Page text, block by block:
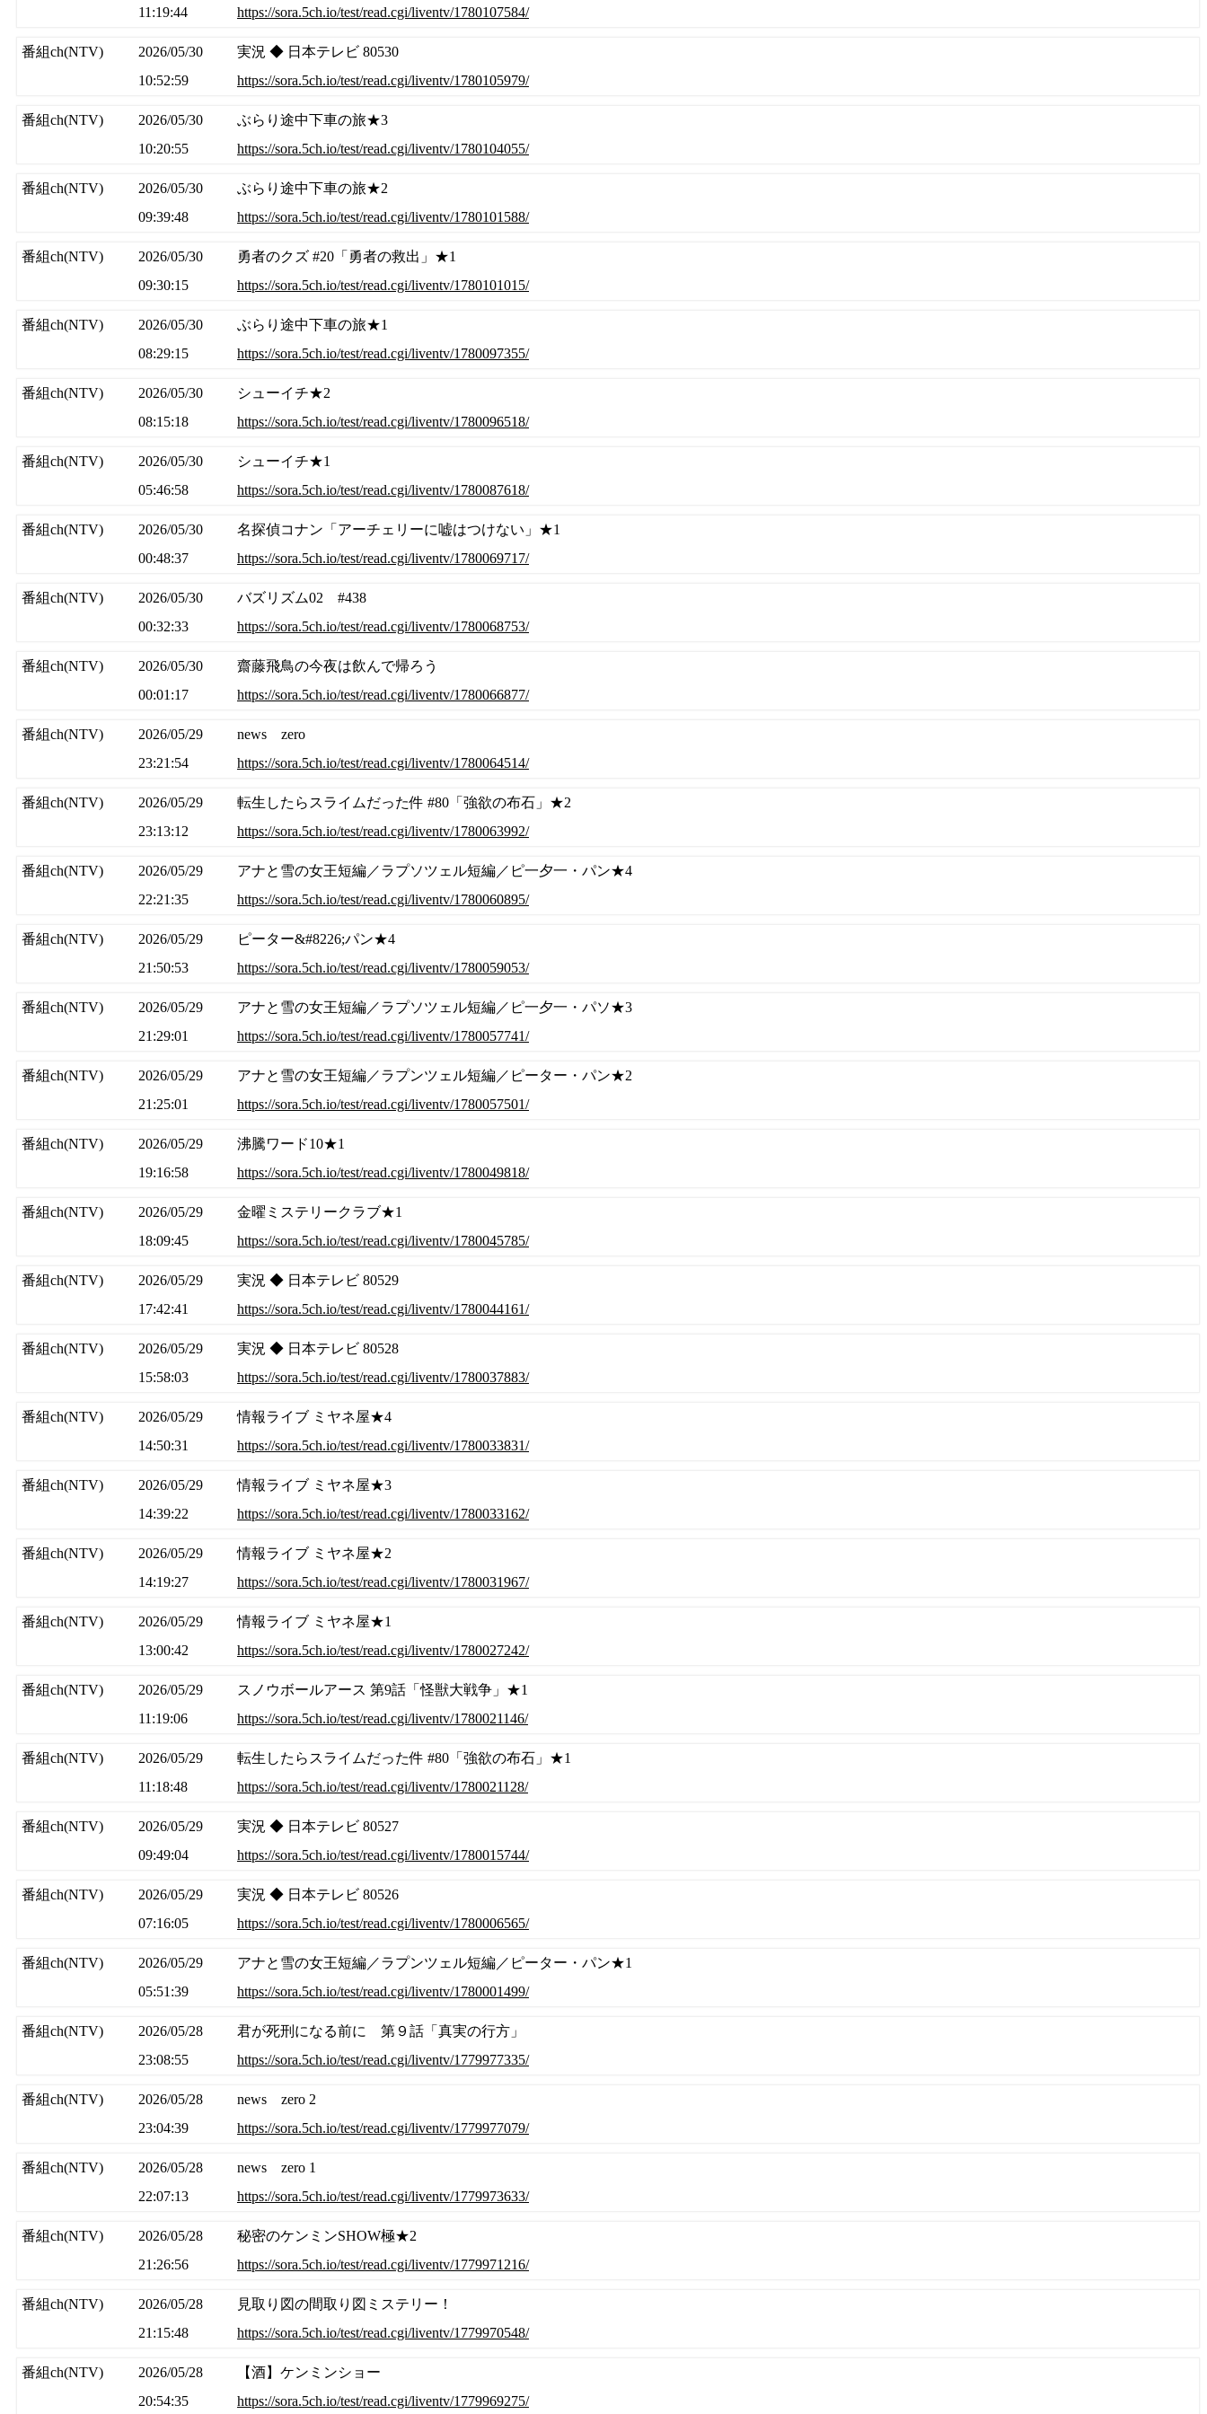
11:19:44 https://sora.5ch.io/test/read.cgi/liventv/1780107584/
番組ch(NTV)
2026/05/30
10:52:59
実況 ◆ 日本テレビ 80530
https://sora.5ch.io/test/read.cgi/liventv/1780105979/
番組ch(NTV)
2026/05/30
10:20:55
ぶらり途中下車の旅★3
https://sora.5ch.io/test/read.cgi/liventv/1780104055/
番組ch(NTV)
2026/05/30
09:39:48
ぶらり途中下車の旅★2
https://sora.5ch.io/test/read.cgi/liventv/1780101588/
番組ch(NTV)
2026/05/30
09:30:15
勇者のクズ #20「勇者の救出」★1
https://sora.5ch.io/test/read.cgi/liventv/1780101015/
番組ch(NTV)
2026/05/30
08:29:15
ぶらり途中下車の旅★1
https://sora.5ch.io/test/read.cgi/liventv/1780097355/
番組ch(NTV)
2026/05/30
08:15:18
シューイチ★2
https://sora.5ch.io/test/read.cgi/liventv/1780096518/
番組ch(NTV)
2026/05/30
05:46:58
シューイチ★1
https://sora.5ch.io/test/read.cgi/liventv/1780087618/
番組ch(NTV)
2026/05/30
00:48:37
名探偵コナン「アーチェリーに嘘はつけない」★1
https://sora.5ch.io/test/read.cgi/liventv/1780069717/
番組ch(NTV)
2026/05/30
00:32:33
バズリズム02 #438
https://sora.5ch.io/test/read.cgi/liventv/1780068753/
番組ch(NTV)
2026/05/30
00:01:17
齋藤飛鳥の今夜は飲んで帰ろう
https://sora.5ch.io/test/read.cgi/liventv/1780066877/
番組ch(NTV)
2026/05/29
23:21:54
news zero
https://sora.5ch.io/test/read.cgi/liventv/1780064514/
番組ch(NTV)
2026/05/29
23:13:12
転生したらスライムだった件 #80「強欲の布石」★2
https://sora.5ch.io/test/read.cgi/liventv/1780063992/
番組ch(NTV)
2026/05/29
22:21:35
アナと雪の女王短編／ラプソツェル短編／ピ一夕一・パン★4
https://sora.5ch.io/test/read.cgi/liventv/1780060895/
番組ch(NTV)
2026/05/29
21:50:53
ピーター&#8226;パン★4
https://sora.5ch.io/test/read.cgi/liventv/1780059053/
番組ch(NTV)
2026/05/29
21:29:01
アナと雪の女王短編／ラプソツェル短編／ピ一夕一・パソ★3
https://sora.5ch.io/test/read.cgi/liventv/1780057741/
番組ch(NTV)
2026/05/29
21:25:01
アナと雪の女王短編／ラプンツェル短編／ピーター・パン★2
https://sora.5ch.io/test/read.cgi/liventv/1780057501/
番組ch(NTV)
2026/05/29
19:16:58
沸騰ワード10★1
https://sora.5ch.io/test/read.cgi/liventv/1780049818/
番組ch(NTV)
2026/05/29
18:09:45
金曜ミステリークラブ★1
https://sora.5ch.io/test/read.cgi/liventv/1780045785/
番組ch(NTV)
2026/05/29
17:42:41
実況 ◆ 日本テレビ 80529
https://sora.5ch.io/test/read.cgi/liventv/1780044161/
番組ch(NTV)
2026/05/29
15:58:03
実況 ◆ 日本テレビ 80528
https://sora.5ch.io/test/read.cgi/liventv/1780037883/
番組ch(NTV)
2026/05/29
14:50:31
情報ライブ ミヤネ屋★4
https://sora.5ch.io/test/read.cgi/liventv/1780033831/
番組ch(NTV)
2026/05/29
14:39:22
情報ライブ ミヤネ屋★3
https://sora.5ch.io/test/read.cgi/liventv/1780033162/
番組ch(NTV)
2026/05/29
14:19:27
情報ライブ ミヤネ屋★2
https://sora.5ch.io/test/read.cgi/liventv/1780031967/
番組ch(NTV)
2026/05/29
13:00:42
情報ライブ ミヤネ屋★1
https://sora.5ch.io/test/read.cgi/liventv/1780027242/
番組ch(NTV)
2026/05/29
11:19:06
スノウボールアース 第9話「怪獣大戦争」★1
https://sora.5ch.io/test/read.cgi/liventv/1780021146/
番組ch(NTV)
2026/05/29
11:18:48
転生したらスライムだった件 #80「強欲の布石」★1
https://sora.5ch.io/test/read.cgi/liventv/1780021128/
番組ch(NTV)
2026/05/29
09:49:04
実況 ◆ 日本テレビ 80527
https://sora.5ch.io/test/read.cgi/liventv/1780015744/
番組ch(NTV)
2026/05/29
07:16:05
実況 ◆ 日本テレビ 80526
https://sora.5ch.io/test/read.cgi/liventv/1780006565/
番組ch(NTV)
2026/05/29
05:51:39
アナと雪の女王短編／ラプンツェル短編／ピーター・パン★1
https://sora.5ch.io/test/read.cgi/liventv/1780001499/
番組ch(NTV)
2026/05/28
23:08:55
君が死刑になる前に 第９話「真実の行方」
https://sora.5ch.io/test/read.cgi/liventv/1779977335/
番組ch(NTV)
2026/05/28
23:04:39
news zero 2
https://sora.5ch.io/test/read.cgi/liventv/1779977079/
番組ch(NTV)
2026/05/28
22:07:13
news zero 1
https://sora.5ch.io/test/read.cgi/liventv/1779973633/
番組ch(NTV)
2026/05/28
21:26:56
秘密のケンミンSHOW極★2
https://sora.5ch.io/test/read.cgi/liventv/1779971216/
番組ch(NTV)
2026/05/28
21:15:48
見取り図の間取り図ミステリー！
https://sora.5ch.io/test/read.cgi/liventv/1779970548/
番組ch(NTV)
2026/05/28
20:54:35
【酒】ケンミンショー
https://sora.5ch.io/test/read.cgi/liventv/1779969275/